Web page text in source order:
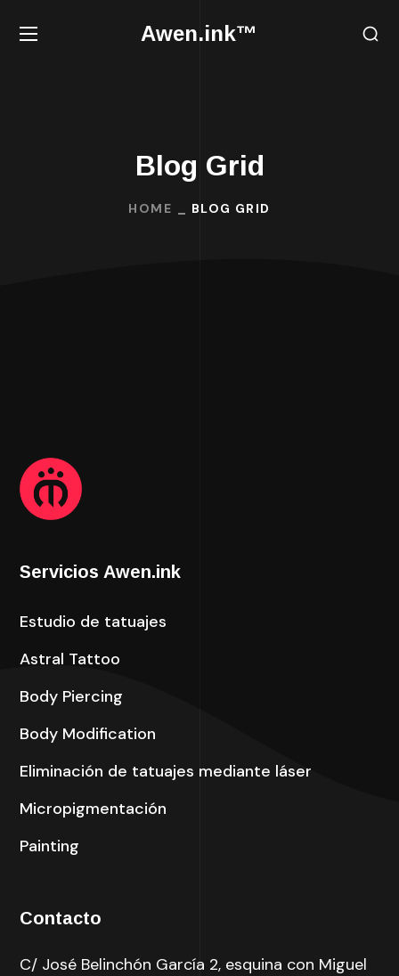
Awen.ink™
Blog Grid
HOME BLOG GRID
Servicios Awen.ink
Estudio de tatuajes
Astral Tattoo
Body Piercing
Body Modification
Eliminación de tatuajes mediante láser
Micropigmentación
Painting
Contacto
C/ José Belinchón García 2, esquina con Miguel